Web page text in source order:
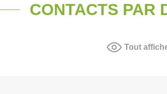
CONTACTS PAR
Tout